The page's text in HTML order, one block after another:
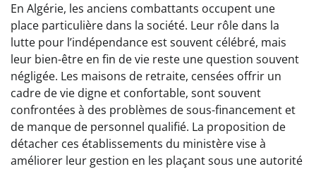
En Algérie, les anciens combattants occupent une
place particulière dans la société. Leur rôle dans la
lutte pour l’indépendance est souvent célébré, mais
leur bien-être en fin de vie reste une question souvent
négligée. Les maisons de retraite, censées offrir un
cadre de vie digne et confortable, sont souvent
confrontées à des problèmes de sous-financement et
de manque de personnel qualifié. La proposition de
détacher ces établissements du ministère vise à
améliorer leur gestion en les plaçant sous une autorité